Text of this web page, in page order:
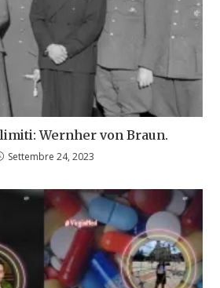
Wernher von Braun.
Settembre 24, 2023